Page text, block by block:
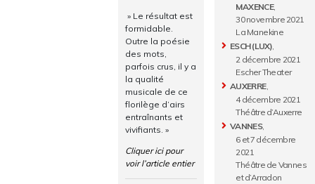
» Le résultat est
formidable.
Outre la poésie
des mots,
parfois crus, il y a
la qualité
musicale de ce
florilège d’airs
entraînants et
vivifiants. »
Cliquer ici pour
voir l’article entier
MAXENCE,
30 novembre 2021
La Manekine
ESCH (LUX),
2 décembre 2021
Escher Theater
AUXERRE,
4 décembre 2021
Théâtre d’Auxerre
VANNES,
6 et 7 décembre
2021
Théâtre de Vannes
et d’Arradon